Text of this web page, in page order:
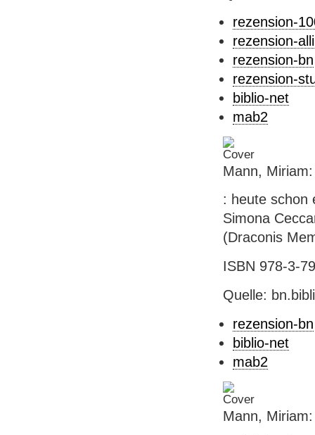
rezension-
rezension-alli
rezension-bn
rezension-
biblio-net
mab2
Mann,
: heute schon
Simona
(Draconis
ISBN 978-3-
Quelle:
rezension-bn
biblio-net
mab2
Mann,